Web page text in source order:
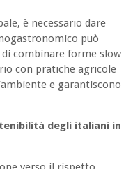
è necessario dare
può
di combinare forme slow
con pratiche agricole
e garantiscono
degli italiani in